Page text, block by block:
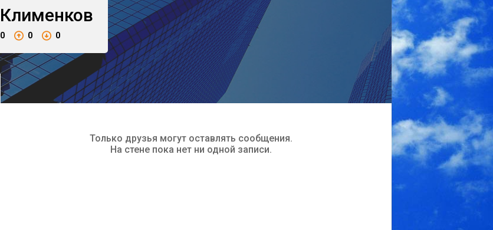
Клименков
0 0 0
Только друзья могут оставлять сообщения.
На стене пока нет ни одной записи.